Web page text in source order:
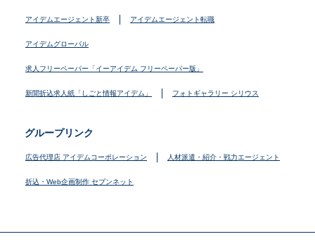
アイデムエージェント新卒 アイデムエージェント転職
アイデムグローバル
求人フリーペーパー「イーアイデム フリーペーパー版」
新聞折込求人紙「しごと情報アイデム」 フォトギャラリー シリウス
グループリンク
広告代理店 アイデムコーポレーション 人材派遣・紹介・戦力エージェント
折込・Web企画制作 セブンネット